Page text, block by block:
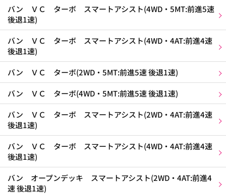
バン ＶＣ ターボ スマートアシスト(4WD・5MT:前進5速
後退1速)
バン ＶＣ ターボ スマートアシスト(4WD・4AT:前進4速
後退1速)
バン ＶＣ ターボ(2WD・5MT:前進5速 後退1速)
バン ＶＣ ターボ(4WD・5MT:前進5速 後退1速)
バン ＶＣ ターボ スマートアシスト(2WD・4AT:前進4速
後退1速)
バン ＶＣ ターボ スマートアシスト(4WD・4AT:前進4速
後退1速)
バン オープンデッキ スマートアシスト(2WD・4AT:前進4
速 後退1速)